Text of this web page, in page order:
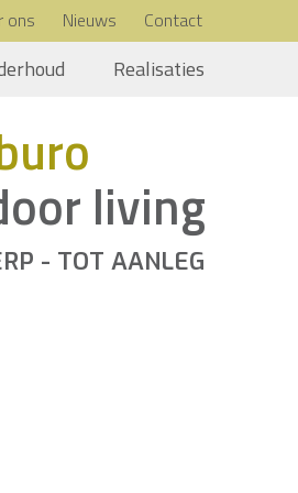
ons Nieuws Contact
Realisaties
living
- TOT AANLEG